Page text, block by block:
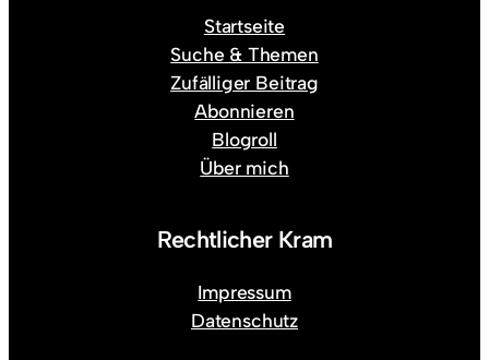
Startseite
Suche & Themen
Zufälliger Beitrag
Abonnieren
Blogroll
Über mich
Rechtlicher Kram
Impressum
Datenschutz